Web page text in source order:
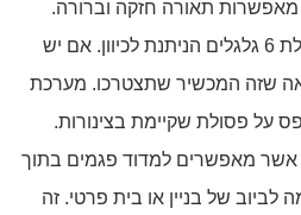
תאורה חזקה וברורה.
יש
שזה המכשיר שתצטרכו. מערכת
על פסולת שקיימת בצינורות.
אשר מאפשרים למדוד פגמים בתוך
לביוב של בניין או בית פרטי. זה